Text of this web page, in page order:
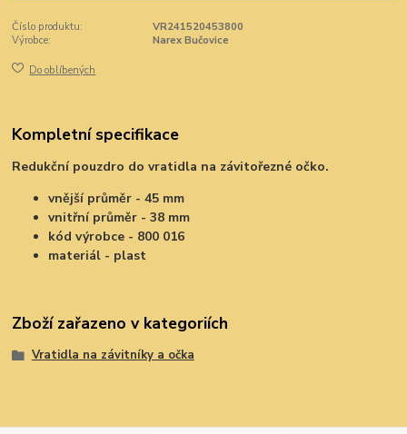
Číslo produktu:
VR241520453800
Výrobce:
Narex Bučovice
Do oblíbených
Kompletní specifikace
Redukční pouzdro do vratidla na závitořezné očko.
vnější průměr - 45 mm
vnitřní průměr - 38 mm
kód výrobce - 800 016
materiál - plast
Zboží zařazeno v kategoriích
Vratidla na závitníky a očka